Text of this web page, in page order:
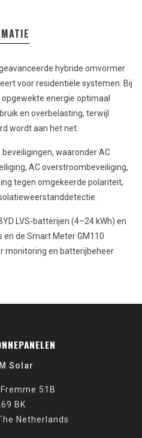
hybride omvormer
voor residentiële systemen. Bij
energie optimaal
en overbelasting, terwijl
wordt aan het net.
waaronder AC
AC overstroombeveiliging,
tegen omgekeerde polariteit,
LVS-batterijen (4–24 kWh) en
en de Smart Meter GM110
monitoring en batterijbeheer
Solar
51B
BK
Netherlands